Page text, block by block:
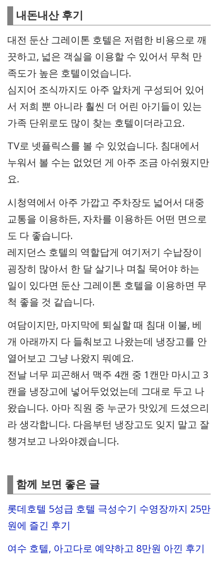
내돈내산 후기
대전 둔산 그레이톤 호텔은 저렴한 비용으로 깨
끗하고, 넓은 객실을 이용할 수 있어서 무척 만
족도가 높은 호텔이었습니다.
심지어 조식까지도 아주 알차게 구성되어 있어
서 저희 뿐 아니라 훨씬 더 어린 아기들이 있는
가족 단위로도 많이 찾는 호텔이더라고요.
TV로 넷플릭스를 볼 수 있었습니다. 침대에서
누워서 볼 수는 없었던 게 아주 조금 아쉬웠지만
요.
시청역에서 아주 가깝고 주차장도 넓어서 대중
교통을 이용하든, 자차를 이용하든 어떤 면으로
도 다 좋습니다.
레지던스 호텔의 역할답게 여기저기 수납장이
굉장히 많아서 한 달 살기나 며칠 묵어야 하는
일이 있다면 둔산 그레이톤 호텔을 이용하면 무
척 좋을 것 같습니다.
여담이지만, 마지막에 퇴실할 때 침대 이불, 베
개 아래까지 다 들춰보고 나왔는데 냉장고를 안
열어보고 그냥 나왔지 뭐예요.
전날 너무 피곤해서 맥주 4캔 중 1캔만 마시고 3
캔을 냉장고에 넣어두었었는데 그대로 두고 나
왔습니다. 아마 직원 중 누군가 맛있게 드셨으리
라 생각합니다. 다음부턴 냉장고도 잊지 말고 잘
챙겨보고 나와야겠습니다.
함께 보면 좋은 글
롯데호텔 5성급 호텔 극성수기 수영장까지 25만
원에 즐긴 후기
여수 호텔, 아고다로 예약하고 8만원 아낀 후기